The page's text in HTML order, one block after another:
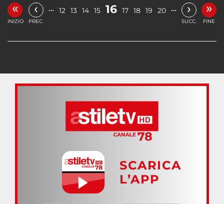
«
INIZIO
‹
PREC.
… 12 13 14 15 16 17 18 19 20 … ›
SUCC.
»
FINE
SCARICA
L’APP